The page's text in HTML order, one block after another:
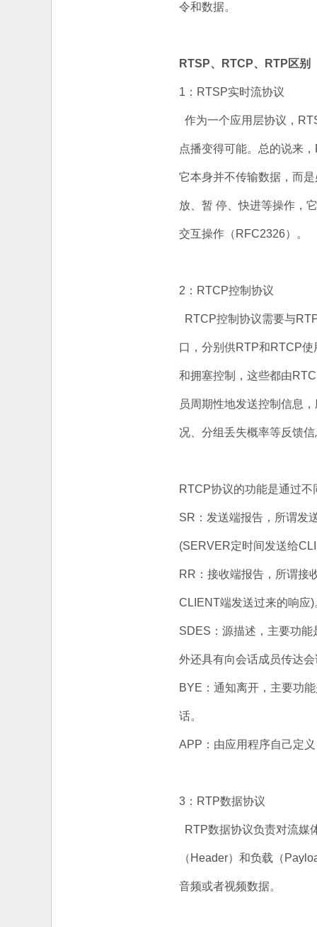
令和数据。
RTSP、RTCP、RTP区别
1：RTSP实时流协议
作为一个应用层协议，
点播变得可能。总的说来
它本身并不传输数据，而
放、暂 停、快进等操作，
交互操作（RFC2326）。
2：RTCP控制协议
RTCP控制协议需要与
口，分别供RTP和RTCP
和拥塞控制，这些都由
员周期性地发送控制信息
况、分组丢失概率等反馈
RTCP协议的功能是通过
SR：发送端报告，所谓发
(SERVER定时间发送给
RR：接收端报告，所谓接
CLIENT端发送过来的响应)
SDES：源描述，主要功
外还具有向会话成员传达
BYE：通知离开，主要功
话。
APP：由应用程序自己定
3：RTP数据协议
RTP数据协议负责对流媒
（Header）和负载（
音频或者视频数据。